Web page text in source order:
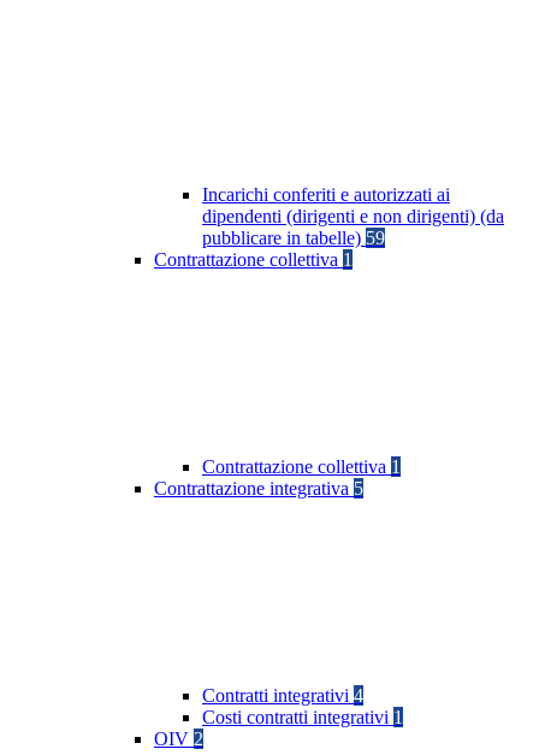
Incarichi conferiti e autorizzati ai
dipendenti (dirigenti e non dirigenti) (da
pubblicare in tabelle) 59
Contrattazione collettiva 1
Contrattazione collettiva 1
Contrattazione integrativa 5
Contratti integrativi 4
Costi contratti integrativi 1
OIV 2